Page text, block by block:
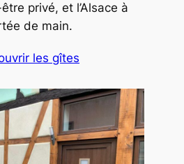
privé, et l’Alsace à
de main.
les gîtes